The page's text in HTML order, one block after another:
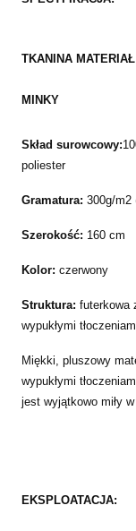
TKANINA
MINKY
Skład surowcowy:
poliester
Gramatura: 300g/m2
Szerokość: 160 cm
Kolor: czerwony
Struktura: futerkowa
wypukłymi
Miękki, pluszowy
wypukłymi
jest wyjątkowo miły
EKSPLOATACJA: